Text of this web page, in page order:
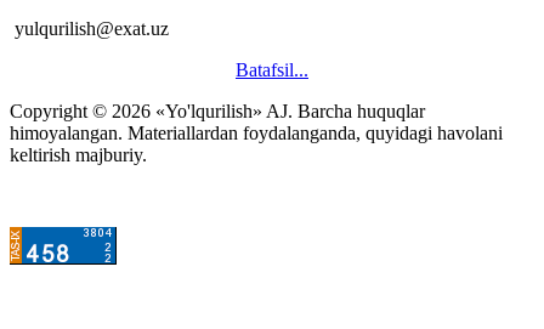
yulqurilish@exat.uz
Batafsil...
Copyright © 2026 «Yo'lqurilish» AJ. Barcha huquqlar
himoyalangan. Materiallardan foydalanganda, quyidagi havolani
keltirish majburiy.